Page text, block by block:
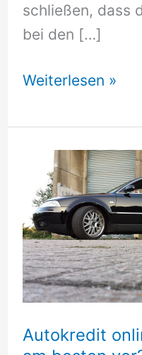
schließen, dass
bei den […]
Fahrzeugkredit
Finanzierung
Neuwagen
oder
Weiterlesen »
Autokredit